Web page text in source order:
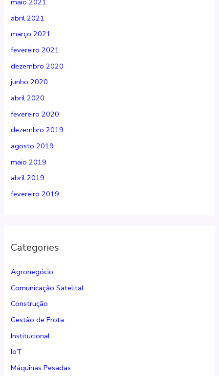
maio 2021
abril 2021
março 2021
fevereiro 2021
dezembro 2020
junho 2020
abril 2020
fevereiro 2020
dezembro 2019
agosto 2019
maio 2019
abril 2019
fevereiro 2019
Categories
Agronegócio
Comunicação Satelital
Construção
Gestão de Frota
Institucional
IoT
Máquinas Pesadas